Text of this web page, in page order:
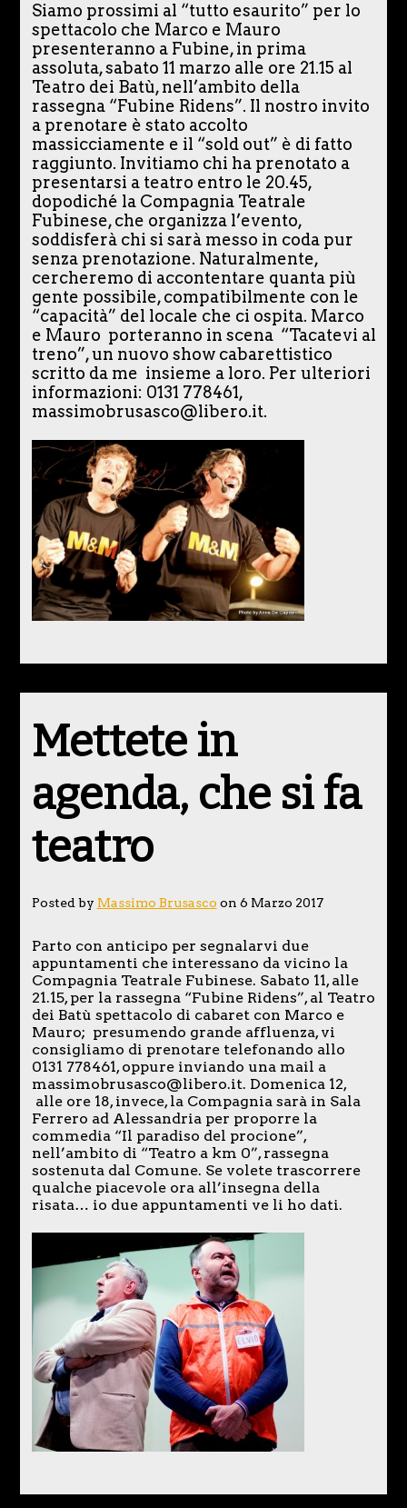
Siamo prossimi al “tutto esaurito” per lo
spettacolo che Marco e Mauro
presenteranno a Fubine, in prima
assoluta, sabato 11 marzo alle ore 21.15 al
Teatro dei Batù, nell’ambito della
rassegna “Fubine Ridens”. Il nostro invito
a prenotare è stato accolto
massicciamente e il “sold out” è di fatto
raggiunto. Invitiamo chi ha prenotato a
presentarsi a teatro entro le 20.45,
dopodiché la Compagnia Teatrale
Fubinese, che organizza l’evento,
soddisferà chi si sarà messo in coda pur
senza prenotazione. Naturalmente,
cercheremo di accontentare quanta più
gente possibile, compatibilmente con le
“capacità” del locale che ci ospita. Marco
e Mauro porteranno in scena “Tacatevi al
treno”, un nuovo show cabarettistico
scritto da me insieme a loro. Per ulteriori
informazioni: 0131 778461,
massimobrusasco@libero.it.
Mettete in
agenda, che si fa
teatro
Posted by Massimo Brusasco on 6 Marzo 2017
Parto con anticipo per segnalarvi due
appuntamenti che interessano da vicino la
Compagnia Teatrale Fubinese. Sabato 11, alle
21.15, per la rassegna “Fubine Ridens”, al Teatro
dei Batù spettacolo di cabaret con Marco e
Mauro; presumendo grande affluenza, vi
consigliamo di prenotare telefonando allo
0131 778461, oppure inviando una mail a
massimobrusasco@libero.it. Domenica 12,
alle ore 18, invece, la Compagnia sarà in Sala
Ferrero ad Alessandria per proporre la
commedia “Il paradiso del procione”,
nell’ambito di “Teatro a km 0”, rassegna
sostenuta dal Comune. Se volete trascorrere
qualche piacevole ora all’insegna della
risata… io due appuntamenti ve li ho dati.